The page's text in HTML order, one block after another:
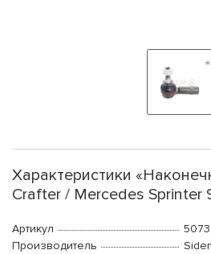
Характеристики
Crafter / Mercedes Sprinter
Артикул
Производитель